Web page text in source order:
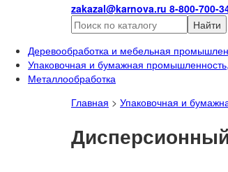
zakazal@karnova.ru 8-800-700-
Найти
Деревообработка и мебельная
Упаковочная и бумажная
Металлообработка
Главная > Упаковочная и